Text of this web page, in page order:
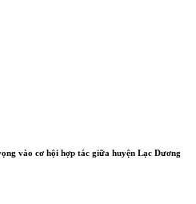
vào cơ hội hợp tác giữa huyện Lạc Dương